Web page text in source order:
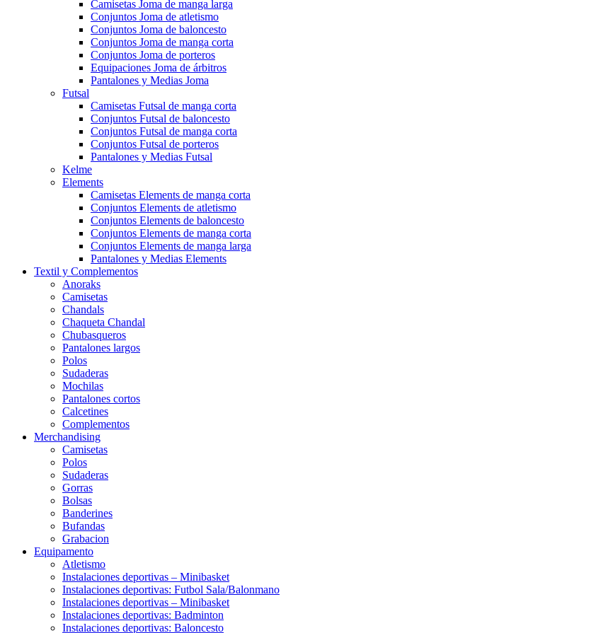
Camisetas Joma de manga larga
Conjuntos Joma de atletismo
Conjuntos Joma de baloncesto
Conjuntos Joma de manga corta
Conjuntos Joma de porteros
Equipaciones Joma de árbitros
Pantalones y Medias Joma
Futsal
Camisetas Futsal de manga corta
Conjuntos Futsal de baloncesto
Conjuntos Futsal de manga corta
Conjuntos Futsal de porteros
Pantalones y Medias Futsal
Kelme
Elements
Camisetas Elements de manga corta
Conjuntos Elements de atletismo
Conjuntos Elements de baloncesto
Conjuntos Elements de manga corta
Conjuntos Elements de manga larga
Pantalones y Medias Elements
Textil y Complementos
Anoraks
Camisetas
Chandals
Chaqueta Chandal
Chubasqueros
Pantalones largos
Polos
Sudaderas
Mochilas
Pantalones cortos
Calcetines
Complementos
Merchandising
Camisetas
Polos
Sudaderas
Gorras
Bolsas
Banderines
Bufandas
Grabacion
Equipamento
Atletismo
Instalaciones deportivas – Minibasket
Instalaciones deportivas: Futbol Sala/Balonmano
Instalaciones deportivas – Minibasket
Instalaciones deportivas: Badminton
Instalaciones deportivas: Baloncesto